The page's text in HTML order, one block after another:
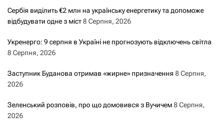
Сербія виділить €2 млн на українську енергетику та допоможе
відбудувати одне з міст8 Серпня, 2026
Укренерго: 9 серпня в Україні не прогнозують відключень світла
8 Серпня, 2026
Заступник Буданова отримав «жирне» призначення 8 Серпня,
2026
Зеленський розповів, про що домовився з Вучичем8 Серпня,
2026